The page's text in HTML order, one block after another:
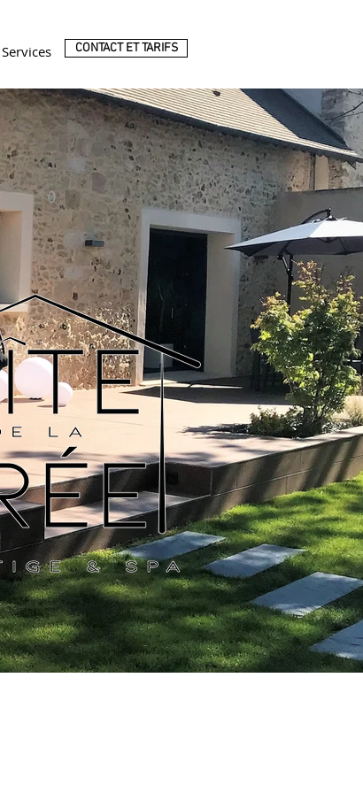
Services CONTACT ET TARIFS